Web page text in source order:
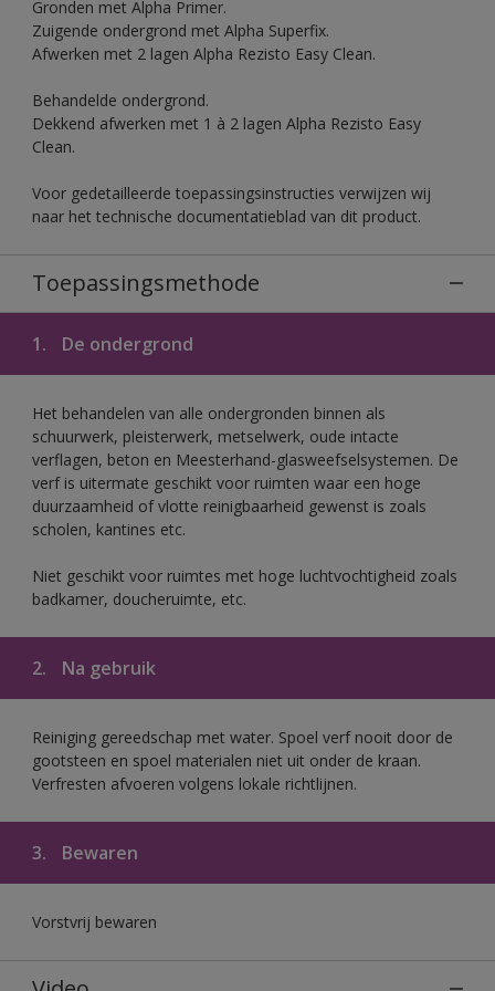
Gronden met Alpha Primer.
Zuigende ondergrond met Alpha Superfix.
Afwerken met 2 lagen Alpha Rezisto Easy Clean.
Behandelde ondergrond.
Dekkend afwerken met 1 à 2 lagen Alpha Rezisto Easy
Clean.
Voor gedetailleerde toepassingsinstructies verwijzen wij
naar het technische documentatieblad van dit product.
Toepassingsmethode
1. De ondergrond
Het behandelen van alle ondergronden binnen als
schuurwerk, pleisterwerk, metselwerk, oude intacte
verflagen, beton en Meesterhand-glasweefselsystemen. De
verf is uitermate geschikt voor ruimten waar een hoge
duurzaamheid of vlotte reinigbaarheid gewenst is zoals
scholen, kantines etc.
Niet geschikt voor ruimtes met hoge luchtvochtigheid zoals
badkamer, doucheruimte, etc.
2. Na gebruik
Reiniging gereedschap met water. Spoel verf nooit door de
gootsteen en spoel materialen niet uit onder de kraan.
Verfresten afvoeren volgens lokale richtlijnen.
3. Bewaren
Vorstvrij bewaren